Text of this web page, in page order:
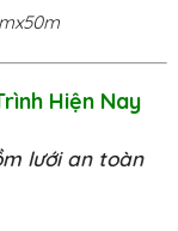
Hiện Nay
lưới an toàn